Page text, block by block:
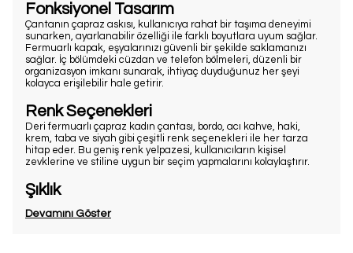
Fonksiyonel Tasarım
Çantanın çapraz askısı, kullanıcıya rahat bir taşıma deneyimi
sunarken, ayarlanabilir özelliği ile farklı boyutlara uyum sağlar.
Fermuarlı kapak, eşyalarınızı güvenli bir şekilde saklamanızı
sağlar. İç bölümdeki cüzdan ve telefon bölmeleri, düzenli bir
organizasyon imkanı sunarak, ihtiyaç duyduğunuz her şeyi
kolayca erişilebilir hale getirir.
Renk Seçenekleri
Deri fermuarlı çapraz kadın çantası, bordo, acı kahve, haki,
krem, taba ve siyah gibi çeşitli renk seçenekleri ile her tarza
hitap eder. Bu geniş renk yelpazesi, kullanıcıların kişisel
zevklerine ve stiline uygun bir seçim yapmalarını kolaylaştırır.
Şıklık
Devamını Göster